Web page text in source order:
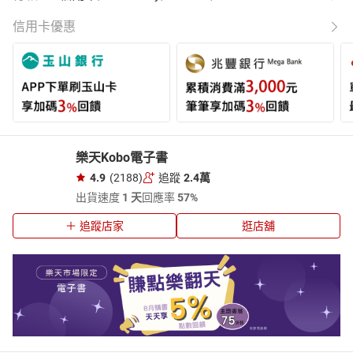
信用卡優惠
樂天Kobo電子書
4.9 (2188) 追蹤 2.4萬
出貨速度 1 天回應率57%
追蹤店家 逛店舖